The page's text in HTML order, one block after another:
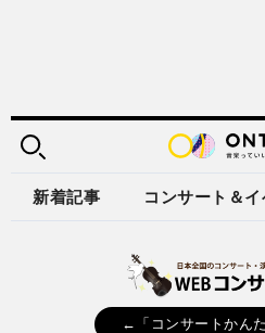
新着記事 コンサート＆イ
←「コンサートかん